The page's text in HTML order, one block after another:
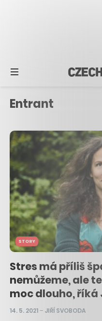
Entrant
STORY
Stres má příliš
nemůžeme, ale
moc dlouho, říká
14. 5. 2021– JIŘÍ SVOBODA